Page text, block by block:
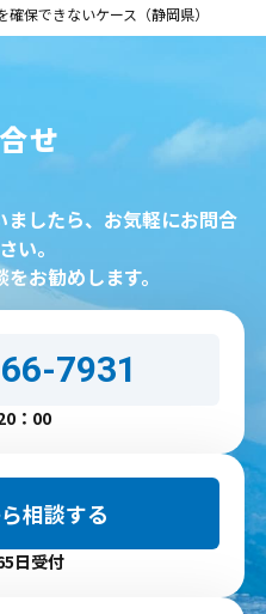
確保できないケース（静岡県）
せ
したら、お気軽にお問合
い。
お勧めします。
7931
：00
相談する
日受付